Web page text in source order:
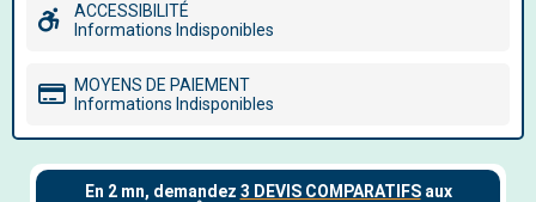
ACCESSIBILITÉ
Informations Indisponibles
MOYENS DE PAIEMENT
Informations Indisponibles